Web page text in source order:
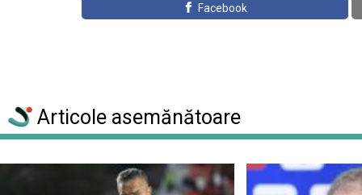
Facebook
Articole asemănătoare